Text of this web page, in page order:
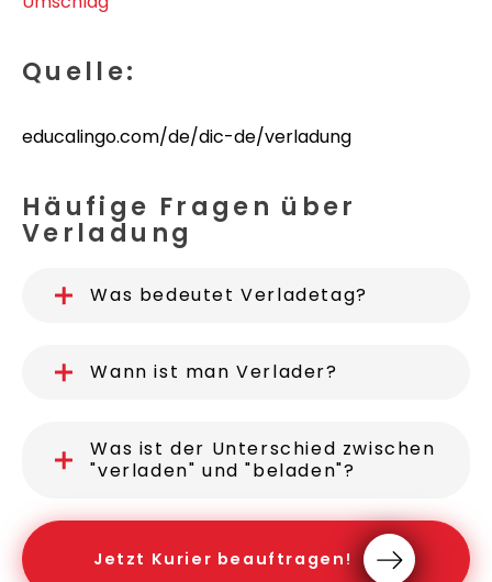
Quelle:
educalingo.com/de/dic-de/verladung
Häufige Fragen über
Verladung
Was bedeutet Verladetag?
Wann ist man Verlader?
Was ist der Unterschied zwischen
"verladen" und "beladen"?
Jetzt Kurier beauftragen!